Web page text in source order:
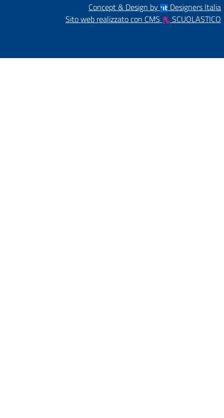
Concept & Design by
Designers Italia
Sito web realizzato con CMS
SCUOLASTICO